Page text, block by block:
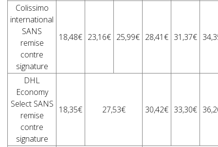
Colissimo
international
SANS
remise
contre
signature
18,48€ 23,16€ 25,99€ 28,41€ 31,37€
DHL
Economy
Select SANS
remise
contre
signature
18,35€ 27,53€ 30,42€ 33,30€